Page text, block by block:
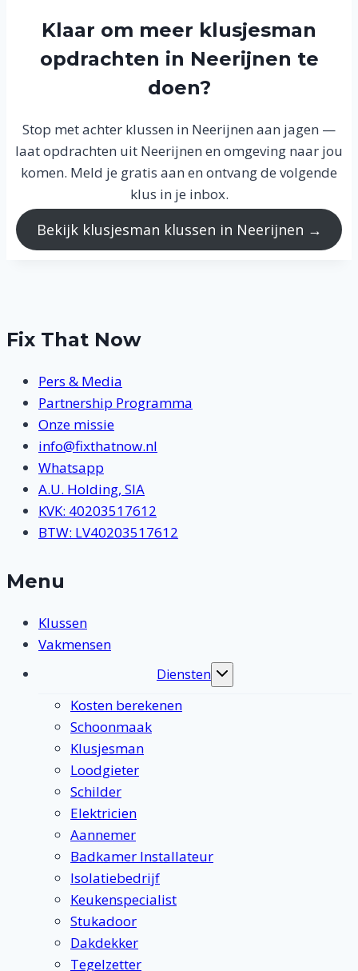
Klaar om meer klusjesman
opdrachten in Neerijnen te
doen?
Stop met achter klussen in Neerijnen aan jagen —
laat opdrachten uit Neerijnen en omgeving naar jou
komen. Meld je gratis aan en ontvang de volgende
klus in je inbox.
Bekijk klusjesman klussen in Neerijnen →
Fix That Now
Pers & Media
Partnership Programma
Onze missie
info@fixthatnow.nl
Whatsapp
A.U. Holding, SIA
KVK: 40203517612
BTW: LV40203517612
Menu
Klussen
Vakmensen
Diensten
Toggle
submenu
Kosten berekenen
Schoonmaak
Klusjesman
Loodgieter
Schilder
Elektricien
Aannemer
Badkamer Installateur
Isolatiebedrijf
Keukenspecialist
Stukadoor
Dakdekker
Tegelzetter